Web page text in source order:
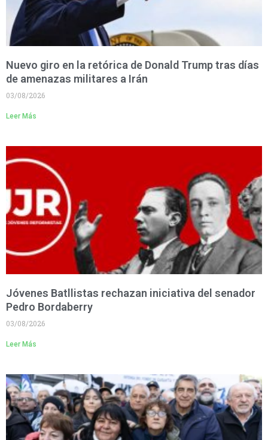
Nuevo giro en la retórica de Donald Trump tras días
de amenazas militares a Irán
03/08/2026
Leer Más
Jóvenes Batllistas rechazan iniciativa del senador
Pedro Bordaberry
03/08/2026
Leer Más